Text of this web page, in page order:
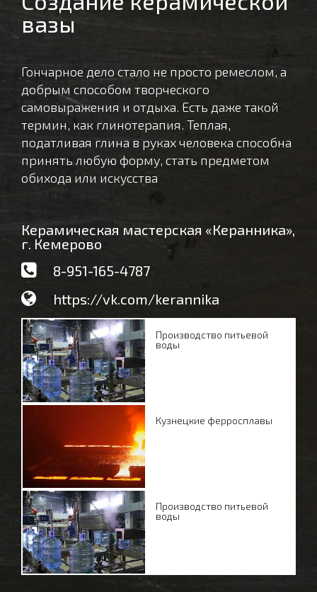
вазы
Гончарное дело стало не просто ремеслом, а
добрым способом творческого
самовыражения и отдыха. Есть даже такой
термин, как глинотерапия. Теплая,
податливая глина в руках человека способна
принять любую форму, стать предметом
обихода или искусства
Керамическая мастерская «Керанника»,
г. Кемерово
8-951-165-4787
https://vk.com/kerannika
Производство питьевой
воды
Кузнецкие ферросплавы
Производство питьевой
воды